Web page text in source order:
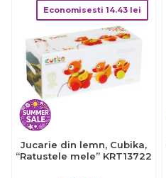
Economisesti 14.43 lei
Jucarie din lemn, Cubika,
“Ratustele mele” KRT13722